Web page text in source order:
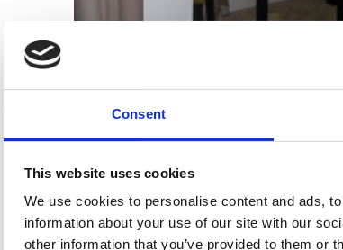
Consent
This website uses cookies
We use cookies to personalise content and ads,
information about your use of our site with our
other information that you’ve provided to them or
ie w